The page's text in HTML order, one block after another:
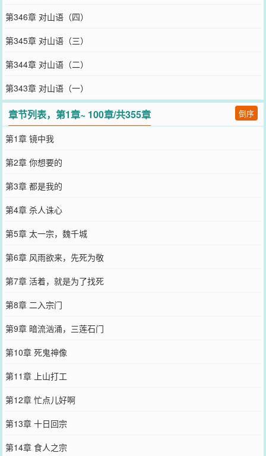
第346章 对山语（四）
第345章 对山语（三）
第344章 对山语（二）
第343章 对山语（一）
章节列表，第1章~ 100章/共355章 倒序
第1章 镜中我
第2章 你想要的
第3章 都是我的
第4章 杀人诛心
第5章 太一宗，魏千城
第6章 风雨欲来，先死为敬
第7章 活着，就是为了找死
第8章 二入宗门
第9章 暗流汹涌，三莲石门
第10章 死鬼神像
第11章 上山打工
第12章 忙点儿好啊
第13章 十日回宗
第14章 食人之宗